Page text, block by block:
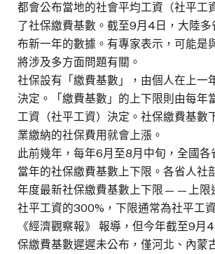
都會公布當地的社會平均工資（社平工
了社保繳費基數。截至9月4日，大陸多
布新一年的數據。有專家表示，可能是
將涉及多方面問題有關。
社保設有「繳費基數」，由個人在上一
決定。「繳費基數」的上下限則由每年
工資（社平工資）決定。社保繳費基數
業繳納的社保費用就會上漲。
此前幾年，每年6月至8月中旬，全國各
當年的社保繳費基數上下限。各省人社
年度最新社保繳費基數上下限——上限
社平工資的300%，下限通常為社平工
《經濟觀察報》 報導，但今年截至9月
保繳費基數遲遲未公布，僅河北、內蒙